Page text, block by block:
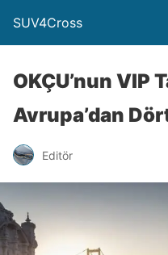
SUV4Cross
OKÇU’nun VIP
Avrupa’dan
Editör